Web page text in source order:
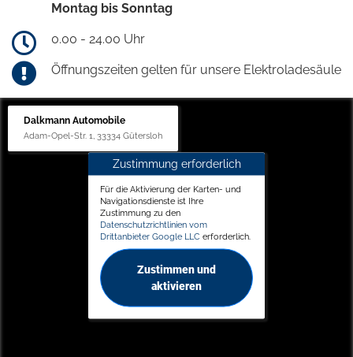
Montag bis Sonntag
0.00 - 24.00 Uhr
Öffnungszeiten gelten für unsere Elektroladesäule
Dalkmann Automobile
Adam-Opel-Str. 1, 33334 Gütersloh
Zustimmung erforderlich
Für die Aktivierung der Karten- und
Navigationsdienste ist Ihre
Zustimmung zu den
Datenschutzrichtlinien vom
Drittanbieter Google LLC erforderlich.
Zustimmen und
aktivieren